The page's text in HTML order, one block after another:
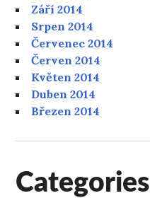
Září 2014
Srpen 2014
Červenec 2014
Červen 2014
Květen 2014
Duben 2014
Březen 2014
Categories